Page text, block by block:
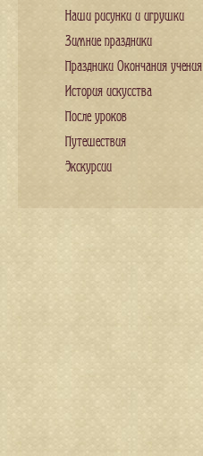
Наши рисунки и игрушки
Зимние праздники
Праздники Окончания учения
История искусства
После уроков
Путешествия
Экскурсии